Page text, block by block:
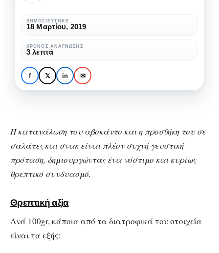
Αβοκάντο: Τα πολύτιμα
οφέλη του
πολύτιμα
οφέλη
του
ΔΗΜΟΣΙΕΎΤΗΚΕ
18 Μαρτίου, 2019
ΧΡΌΝΟΣ ΑΝΆΓΝΩΣΗΣ
3 λεπτά
f 𝕏 in ✉
Η κατανάλωση του αβοκάντο και η προσθήκη του σε
σαλάτες και σνακ είναι πλέον συχνή γευστική
πρόταση, δημιουργώντας ένα νόστιμο και κυρίως
θρεπτικό συνδυασμό.
Θρεπτική αξία
Ανά 100gr, κάποια από τα διατροφικά του στοιχεία
είναι τα εξής: